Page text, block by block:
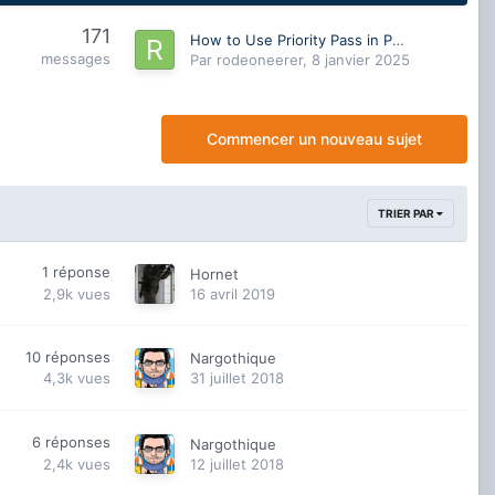
171
messages
How to Use Priority Pass in Planet Coaster 2 for Extra Profit
Par rodeoneerer, 8 janvier 2025
Commencer un nouveau sujet
TRIER PAR
1 réponse
2,9k vues
Hornet
16 avril 2019
10 réponses
4,3k vues
Nargothique
31 juillet 2018
6 réponses
2,4k vues
Nargothique
12 juillet 2018